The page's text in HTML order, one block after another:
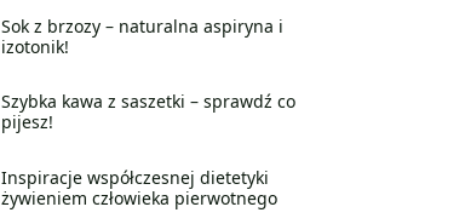
Sok z brzozy – naturalna aspiryna i
izotonik!
Szybka kawa z saszetki – sprawdź co
pijesz!
Inspiracje współczesnej dietetyki
żywieniem człowieka pierwotnego